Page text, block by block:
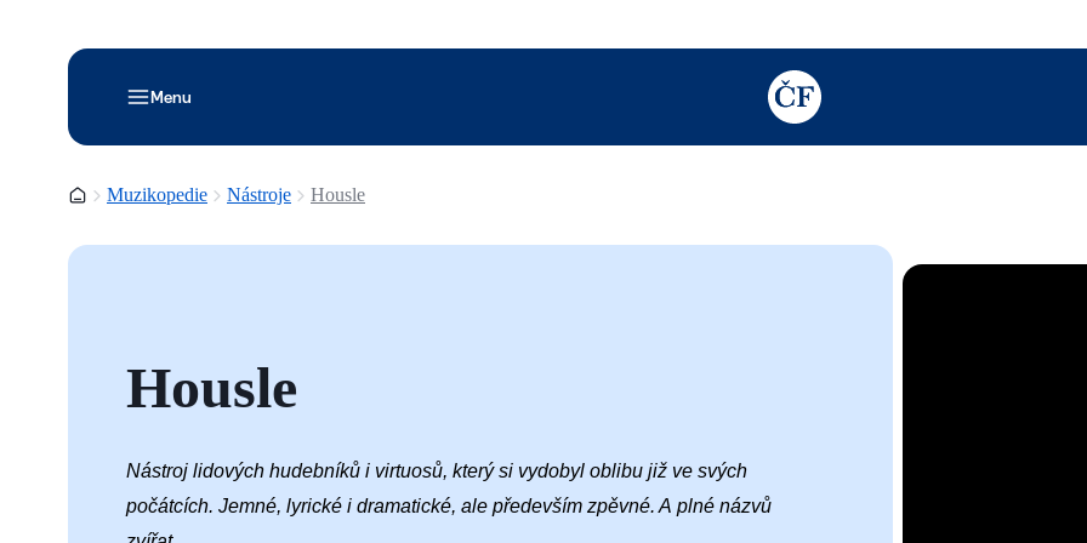
Menu
TODO: Add description for reader
Domovská stránka
Muzikopedie Nástroje Housle
Housle
Nástroj lidových hudebníků i virtuosů, který si vydobyl oblibu již ve svých
počátcích. Jemné, lyrické i dramatické, ale především zpěvné. A plné názvů